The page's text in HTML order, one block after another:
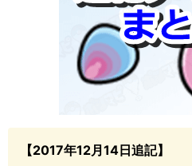
【2017年12月14日追記】